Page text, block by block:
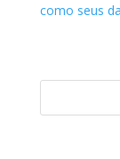
como seus